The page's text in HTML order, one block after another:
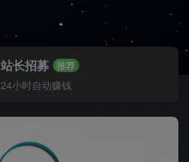
站长招募 推荐
24小时自动赚钱